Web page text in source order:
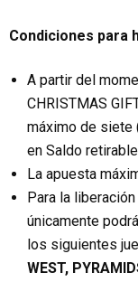
Condiciones para
A partir del
CHRISTMAS
máximo de siete
en Saldo
La apuesta
Para la
únicamente
los siguientes
WEST,